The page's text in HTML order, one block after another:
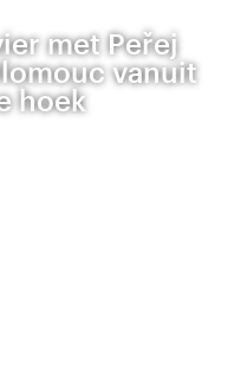
met Peřej
vanuit
hoek